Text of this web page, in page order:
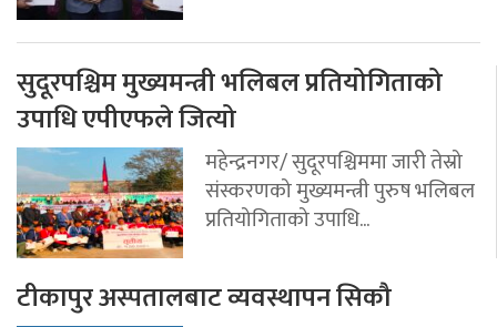
सुदूरपश्चिम मुख्यमन्त्री भलिबल प्रतियोगिताको
उपाधि एपीएफले जित्यो
महेन्द्रनगर/ सुदूरपश्चिममा जारी तेस्रो
संस्करणको मुख्यमन्त्री पुरुष भलिबल
प्रतियोगिताको उपाधि...
टीकापुर अस्पतालबाट व्यवस्थापन सिकौ